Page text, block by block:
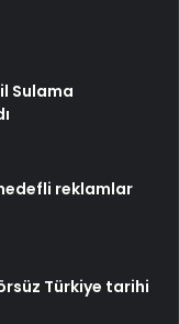
Sulama
reklamlar
Türkiye tarihi